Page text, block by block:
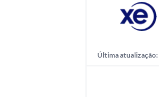
Última atualização: